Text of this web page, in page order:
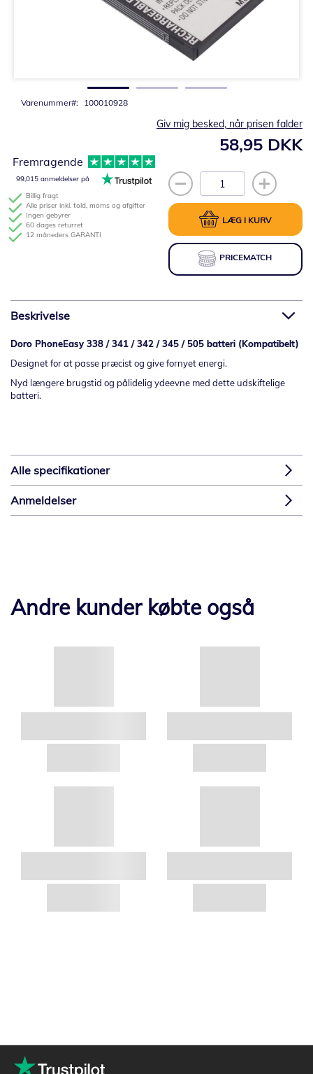
Varenummer 100010928
58,95 DKK
Giv mig besked, når prisen falder
LÆG I KURV
PRICEMATCH
Billig fragt
Alle priser inkl. told, moms og afgifter
Ingen gebyrer
60 dages returret
12 måneders GARANTI
Fremragende
99,015 anmeldelser på
Beskrivelse
Doro PhoneEasy 338 / 341 / 342 / 345 / 505 batteri (Kompatibelt)
Designet for at passe præcist og give fornyet energi.
Nyd længere brugstid og pålidelig ydeevne med dette udskiftelige
batteri.
Alle specifikationer
Anmeldelser
Andre kunder købte også